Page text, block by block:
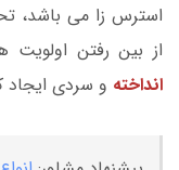
استرس زا می باشد،
از بین رفتن اولویت
انداخته و سردی ایجاد